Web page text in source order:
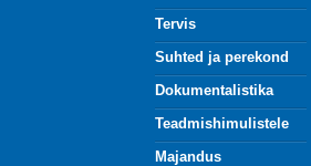
Tervis
Suhted ja perekond
Dokumentalistika
Teadmishimulistele
Majandus